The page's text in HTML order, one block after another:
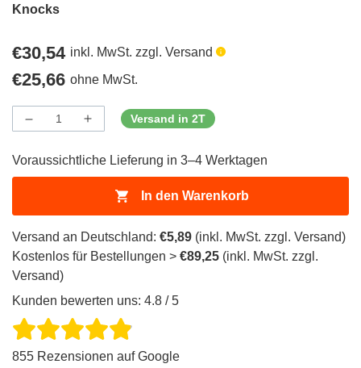
Knocks
Regulärer
Preis
€30,54 inkl. MwSt. zzgl. Versand
Regulärer
Preis
€25,66 ohne MwSt.
Menge
Menge
verringern
ProductDrop
Menge
erhöhen
ProductDrop
Versand in 2T
Voraussichtliche Lieferung in 3–4 Werktagen
In den Warenkorb
Versand an Deutschland: €5,89 (inkl. MwSt. zzgl. Versand)
Kostenlos für Bestellungen > €89,25 (inkl. MwSt. zzgl.
Versand)
Kunden bewerten uns: 4.8 / 5
855 Rezensionen auf Google